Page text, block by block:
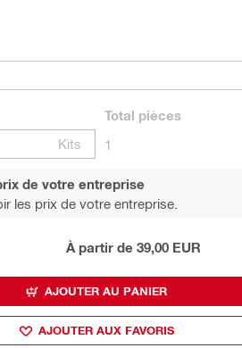
Kits
Total pièces
1
de votre entreprise
les prix de votre entreprise.
À partir de 39,00 EUR
AJOUTER AU PANIER
AJOUTER AUX FAVORIS